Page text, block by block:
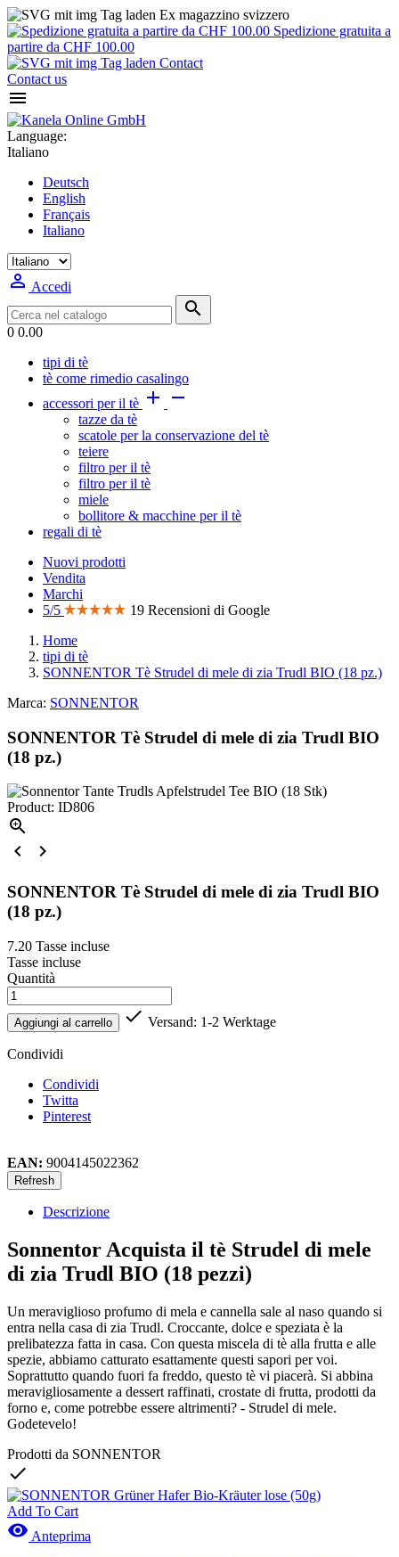
Ex magazzino svizzero
Spedizione gratuita a
partire da CHF 100.00
Contact
Contact us

Language:
Italiano
Deutsch
English
Français
Italiano
 Accedi

0 0.00
tipi di tè
tè come rimedio casalingo
accessori per il tè  
tazze da tè
scatole per la conservazione del tè
teiere
filtro per il tè
filtro per il tè
miele
bollitore & macchine per il tè
regali di tè
Nuovi prodotti
Vendita
Marchi
5/5
19 Recensioni di Google
Home
tipi di tè
SONNENTOR Tè Strudel di mele di zia Trudl BIO (18 pz.)
Marca: SONNENTOR
SONNENTOR Tè Strudel di mele di zia Trudl BIO
(18 pz.)
Product: ID806



SONNENTOR Tè Strudel di mele di zia Trudl BIO
(18 pz.)
7.20 Tasse incluse
Tasse incluse
Quantità
Aggiungi al carrello  Versand: 1-2 Werktage
Condividi
Condividi
Twitta
Pinterest
EAN: 9004145022362
Descrizione
Sonnentor Acquista il tè Strudel di mele
di zia Trudl BIO (18 pezzi)
Un meraviglioso profumo di mela e cannella sale al naso quando si
entra nella casa di zia Trudl. Croccante, dolce e speziata è la
prelibatezza fatta in casa. Con questa miscela di tè alla frutta e alle
spezie, abbiamo catturato esattamente questi sapori per voi.
Soprattutto quando fuori fa freddo, questo tè vi piacerà. Si abbina
meravigliosamente a dessert raffinati, crostate di frutta, prodotti da
forno e, come potrebbe essere altrimenti? - Strudel di mele.
Godetevelo!
Prodotti da SONNENTOR

Add To Cart
 Anteprima